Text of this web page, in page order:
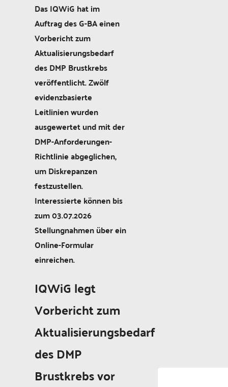
Das IQWiG hat im
Auftrag des G-BA einen
Vorbericht zum
Aktualisierungsbedarf
des DMP Brustkrebs
veröffentlicht. Zwölf
evidenzbasierte
Leitlinien wurden
ausgewertet und mit der
DMP-Anforderungen-
Richtlinie abgeglichen,
um Diskrepanzen
festzustellen.
Interessierte können bis
zum 03.07.2026
Stellungnahmen über ein
Online-Formular
einreichen.
IQWiG legt
Vorbericht zum
Aktualisierungsbedarf
des DMP
Brustkrebs vor